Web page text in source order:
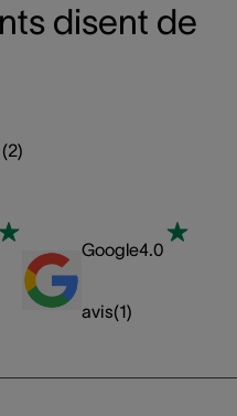
disent de
(2)
Google4.0
avis(1)